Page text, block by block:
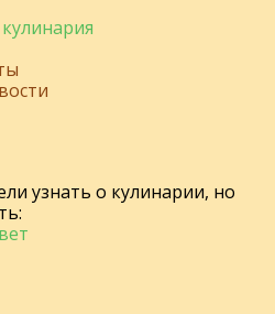
узнать о кулинарии, но